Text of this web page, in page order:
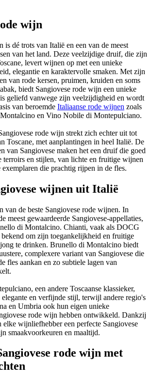
wijn
is dé trots van Italië en een van de meest
van het land. Deze veelzijdige druif, die zijn
levert wijnen op met een unieke
elegantie en karaktervolle smaken. Met zijn
van rode kersen, pruimen, kruiden en soms
biedt Sangiovese rode wijn een unieke
geliefd vanwege zijn veelzijdigheid en wordt
van beroemde Italiaanse rode wijnen zoals
en Vino Nobile di Montepulciano.
rode wijn strekt zich echter uit tot
Toscane, met aanplantingen in heel Italië. De
van Sangiovese maken het een druif die goed
terroirs en stijlen, van lichte en fruitige wijnen
die prachtig rijpen in de fles.
wijnen uit Italië
van de beste Sangiovese rode wijnen. In
meest gewaardeerde Sangiovese-appellaties,
di Montalcino. Chianti, vaak als DOCG
bekend om zijn toegankelijkheid en fruitige
te drinken. Brunello di Montalcino biedt
complexere variant van Sangiovese die
fles aankan en zo subtiele lagen van
een andere Toscaanse klassieker,
en verfijnde stijl, terwijl andere regio's
en Umbria ook hun eigen unieke
rode wijn hebben ontwikkeld. Dankzij
elke wijnliefhebber een perfecte Sangiovese
smaakvoorkeuren en maaltijd.
rode wijn met